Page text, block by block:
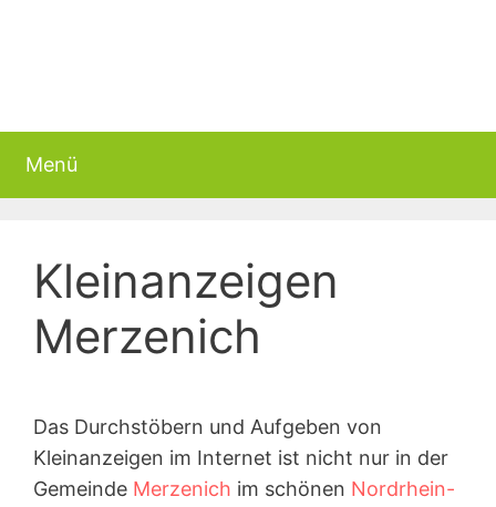
Menü
Kleinanzeigen
Merzenich
Das Durchstöbern und Aufgeben von
Kleinanzeigen im Internet ist nicht nur in der
Gemeinde Merzenich im schönen Nordrhein-